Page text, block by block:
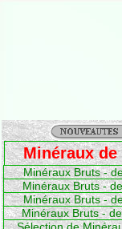
Minéraux de
Minéraux Bruts -
Minéraux Bruts -
Minéraux Bruts -
Minéraux Bruts -